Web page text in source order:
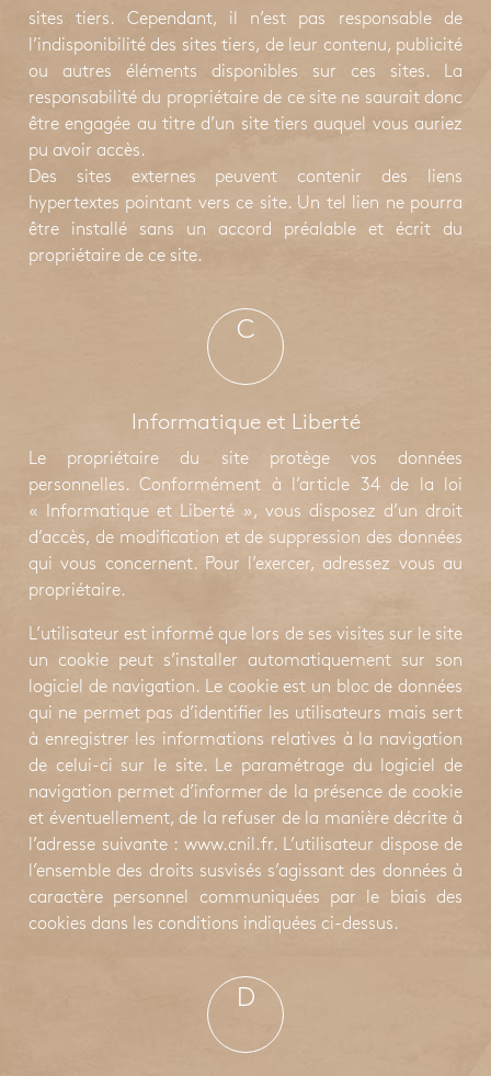
sites tiers. Cependant, il n’est pas responsable de
l’indisponibilité des sites tiers, de leur contenu, publicité
ou autres éléments disponibles sur ces sites. La
responsabilité du propriétaire de ce site ne saurait donc
être engagée au titre d’un site tiers auquel vous auriez
pu avoir accès.
Des sites externes peuvent contenir des liens
hypertextes pointant vers ce site. Un tel lien ne pourra
être installé sans un accord préalable et écrit du
propriétaire de ce site.
C
Informatique et Liberté
Le propriétaire du site protège vos données
personnelles. Conformément à l’article 34 de la loi
« Informatique et Liberté », vous disposez d’un droit
d’accès, de modification et de suppression des données
qui vous concernent. Pour l’exercer, adressez vous au
propriétaire.
L’utilisateur est informé que lors de ses visites sur le site
un cookie peut s’installer automatiquement sur son
logiciel de navigation. Le cookie est un bloc de données
qui ne permet pas d’identifier les utilisateurs mais sert
à enregistrer les informations relatives à la navigation
de celui-ci sur le site. Le paramétrage du logiciel de
navigation permet d’informer de la présence de cookie
et éventuellement, de la refuser de la manière décrite à
l’adresse suivante : www.cnil.fr. L’utilisateur dispose de
l’ensemble des droits susvisés s’agissant des données à
caractère personnel communiquées par le biais des
cookies dans les conditions indiquées ci-dessus.
D